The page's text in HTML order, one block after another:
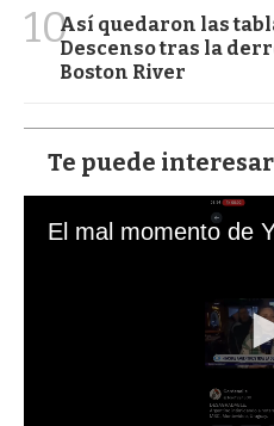
10Así quedaron las
Descenso tras la
Boston River
Te puede interesar